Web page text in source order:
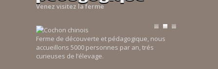
Venez visitez la ferme
Ferme de découverte et pédagogique, nous
accueillons 5000 personnes par an, trés
curieuses de l’élevage.